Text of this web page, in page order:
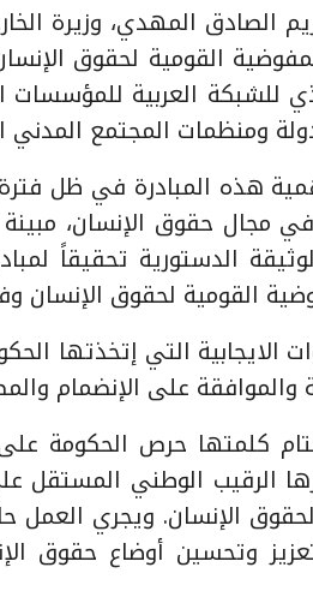
– شاركت مريم الصادق المهدي،
القومية لحقوق
للشبكة العربية
ومنظمات المجتمع المدني
هذه المبادرة في ظل
في مجال حقوق الإنسان،
الدستورية تحقيقاً
القومية لحقوق الإنسان
التي إتخذتها
والموافقة على الإنضمام
كلمتها حرص الحكومة
الرقيب الوطني
الإنسان. ويجري العمل
بتعزيز وتحسين أوضاع